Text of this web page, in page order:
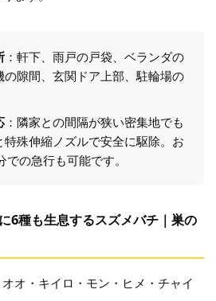
：軒下、雨戸の戸袋、ベランダの
隙間、玄関ドア上部、駐輪場の
：隣家との間隔が狭い密集地でも
殊伸縮ノズルで安全に駆除。お
の急行も可能です。
6種も生息するスズメバチ｜巣の
オ・キイロ・モン・ヒメ・チャイ